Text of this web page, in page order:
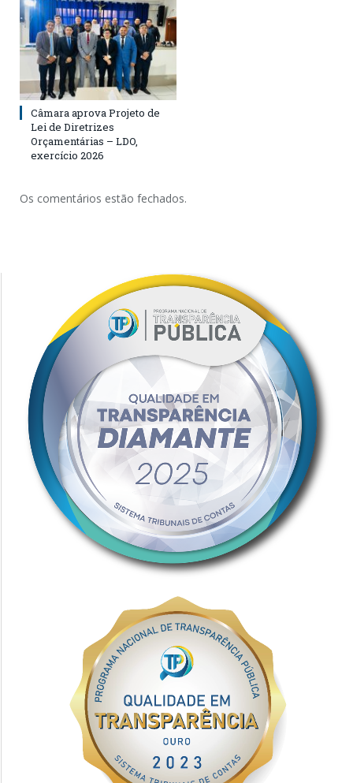
Câmara aprova Projeto de
Lei de Diretrizes
Orçamentárias – LDO,
exercício 2026
Os comentários estão fechados.